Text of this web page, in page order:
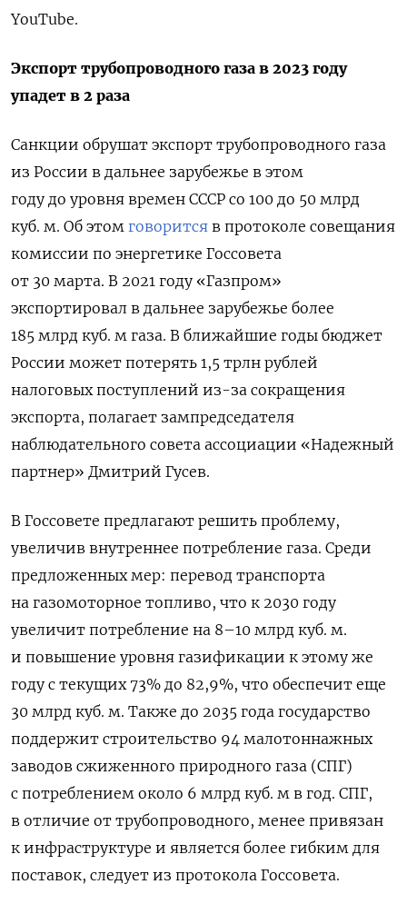
YouTube.
Экспорт трубопроводного газа в 2023 году
упадет в 2 раза
Санкции обрушат экспорт трубопроводного газа
из России в дальнее зарубежье в этом
году до уровня времен СССР со 100 до 50 млрд
куб. м. Об этом говорится в протоколе совещания
комиссии по энергетике Госсовета
от 30 марта. В 2021 году «Газпром»
экспортировал в дальнее зарубежье более
185 млрд куб. м газа. В ближайшие годы бюджет
России может потерять 1,5 трлн рублей
налоговых поступлений из-за сокращения
экспорта, полагает зампредседателя
наблюдательного совета ассоциации «Надежный
партнер» Дмитрий Гусев.
В Госсовете предлагают решить проблему,
увеличив внутреннее потребление газа. Среди
предложенных мер: перевод транспорта
на газомоторное топливо, что к 2030 году
увеличит потребление на 8–10 млрд куб. м.
и повышение уровня газификации к этому же
году с текущих 73% до 82,9%, что обеспечит еще
30 млрд куб. м. Также до 2035 года государство
поддержит строительство 94 малотоннажных
заводов сжиженного природного газа (СПГ)
с потреблением около 6 млрд куб. м в год. СПГ,
в отличие от трубопроводного, менее привязан
к инфраструктуре и является более гибким для
поставок, следует из протокола Госсовета.